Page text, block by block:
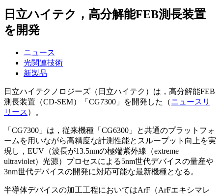
日立ハイテク，高分解能FEB測長装置
を開発
ニュース
光関連技術
新製品
日立ハイテクノロジーズ（日立ハイテク）は，高分解能FEB
測長装置（CD-SEM）「CG7300」を開発した（ニュースリ
リース ）。
「CG7300」は，従来機種「CG6300」と共通のプラットフォ
ームを用いながら高精度な計測性能とスループット向上を実
現し，EUV（波長が13.5nmの極端紫外線（extreme
ultraviolet）光源）プロセスによる5nm世代デバイスの量産や
3nm世代デバイスの開発に対応可能な最新機種となる。
半導体デバイスの加工工程においてはArF（ArFエキシマレ